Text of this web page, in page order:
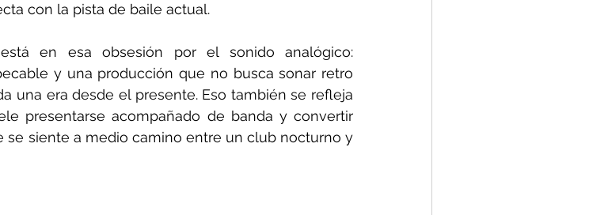
con la pista de baile actual.
en esa obsesión por el sonido analógico:
y una producción que no busca sonar retro
una era desde el presente. Eso también se refleja
presentarse acompañado de banda y convertir
se siente a medio camino entre un club nocturno y